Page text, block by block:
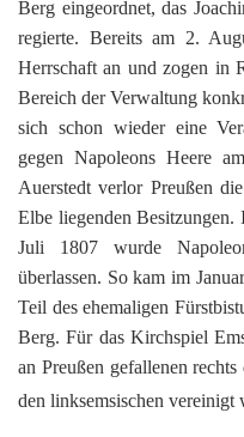
Berg eingeordnet, das
regierte. Bereits am 2.
Herrschaft an und zogen in
Bereich der Verwaltung
sich schon wieder eine
gegen Napoleons Heere
Auerstedt verlor Preußen
Elbe liegenden
Juli 1807 wurde
überlassen. So kam im
Teil des ehemaligen
Berg. Für das Kirchspiel
an Preußen gefallenen
den linksemsischen vereinigt